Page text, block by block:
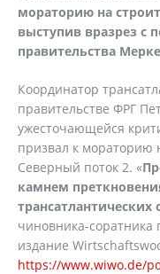
мораторию на
выступив вразрез с
правительства
Координатор
правительстве ФРГ
ужесточающейся
призвал к мораторию
Северный поток 2. «
камнем
чиновника-
издание
https://www.wiwo.de/